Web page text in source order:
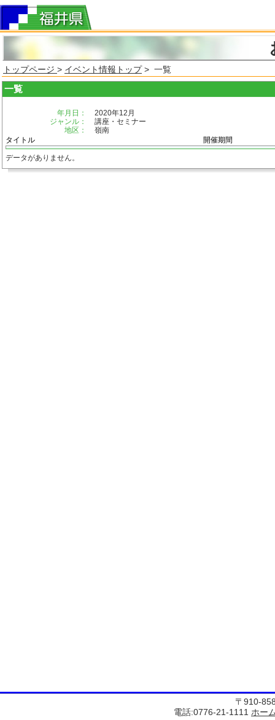
トップページ > イベント情報トップ> 一覧
一覧
年月日：
2020年12月
ジャンル：
講座・セミナー
地区：
嶺南
タイトル
開催期間
データがありません。
〒910-
電話:0776-21-1111 ホー